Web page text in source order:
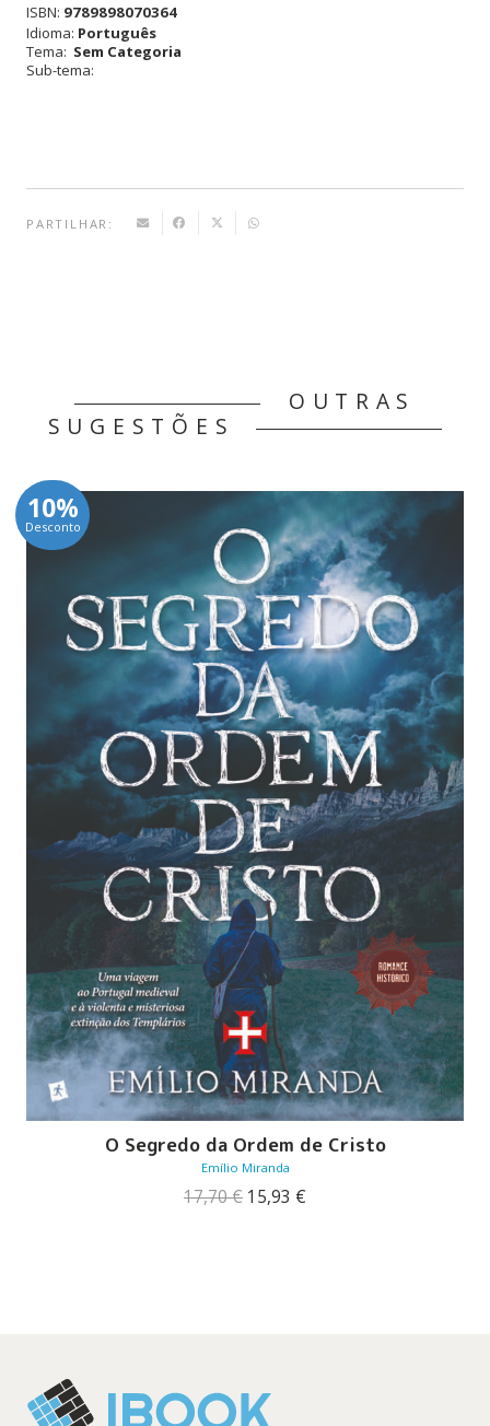
Delinquência
ISBN: 9789898070364
Idioma: Português
Tema: Sem Categoria
Sub-tema:
PARTILHAR:
OUTRAS
SUGESTÕES
10%
Desconto
O Segredo da Ordem de Cristo
Emílio Miranda
17,70€ O
15,93 €